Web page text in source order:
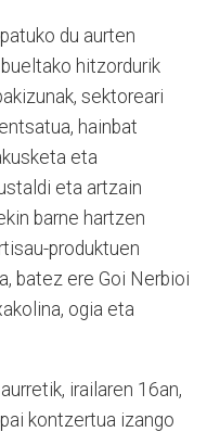
du aurten
hitzordurik
sektoreari
hainbat
eta
eta artzain
barne hartzen
produktuen
batez ere Goi Nerbioi
ogia eta
irailaren 16an,
kontzertua izango